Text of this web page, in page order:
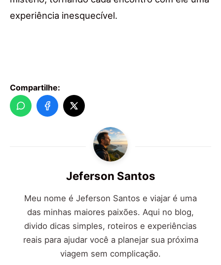
experiência inesquecível.
Compartilhe:
Jeferson Santos
Meu nome é Jeferson Santos e viajar é uma
das minhas maiores paixões. Aqui no blog,
divido dicas simples, roteiros e experiências
reais para ajudar você a planejar sua próxima
viagem sem complicação.